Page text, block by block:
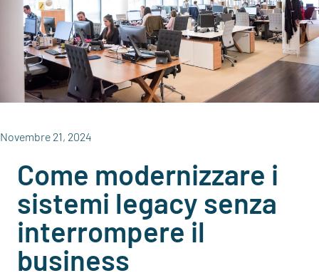
Novembre 21, 2024
Come modernizzare i
sistemi legacy senza
interrompere il
business